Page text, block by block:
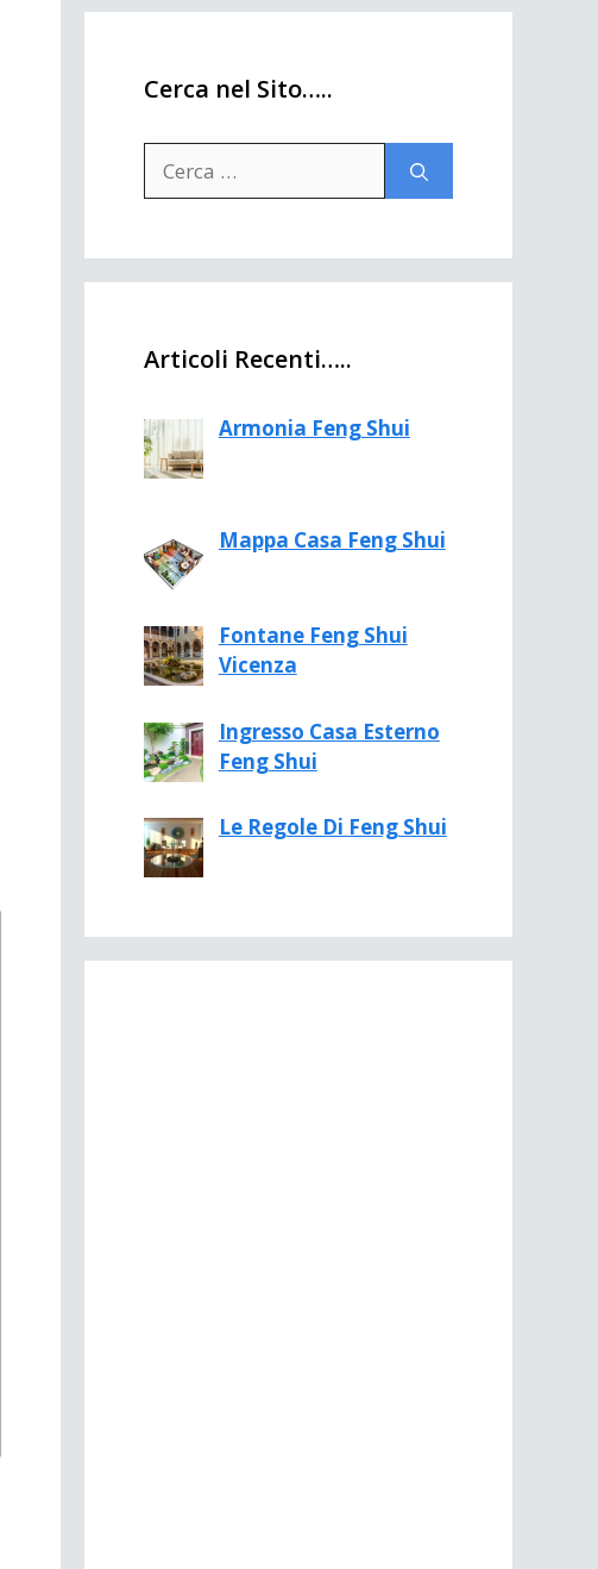
Cerca nel Sito…..
per:
Articoli Recenti…..
Armonia Feng Shui
Mappa Casa Feng Shui
Fontane Feng Shui
Vicenza
Ingresso Casa Esterno
Feng Shui
Le Regole Di Feng Shui